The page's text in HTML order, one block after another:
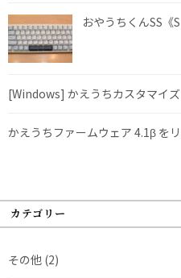
おやうちくんSS《
[Windows] かえうちカスタマイ
かえうちファームウェア 4.1β を
カテゴリー
その他 (2)